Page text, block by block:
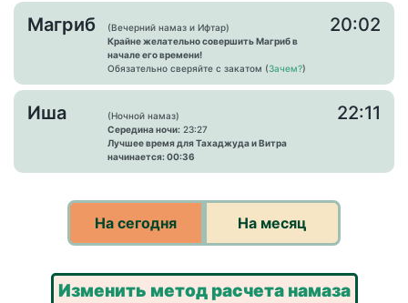
Магриб
(Вечерний намаз и Ифтар)
Крайне желательно совершить Магриб в
начале его времени!
Обязательно сверяйте с закатом (Зачем?)
20:02
Иша
(Ночной намаз)
Середина ночи: 23:27
Лучшее время для Тахаджуда и Витра
начинается: 00:36
22:11
На сегодня На месяц
Изменить метод расчета намаза